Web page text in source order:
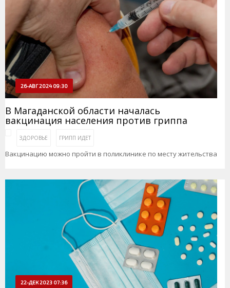
26-АВГ 2024 09:30
В Магаданской области началась
вакцинация населения против гриппа
ЗДОРОВЬЕ ГРИПП ИДЕТ
Вакцинацию можно пройти в поликлинике по месту жительства
22-ДЕК 2023 07:36